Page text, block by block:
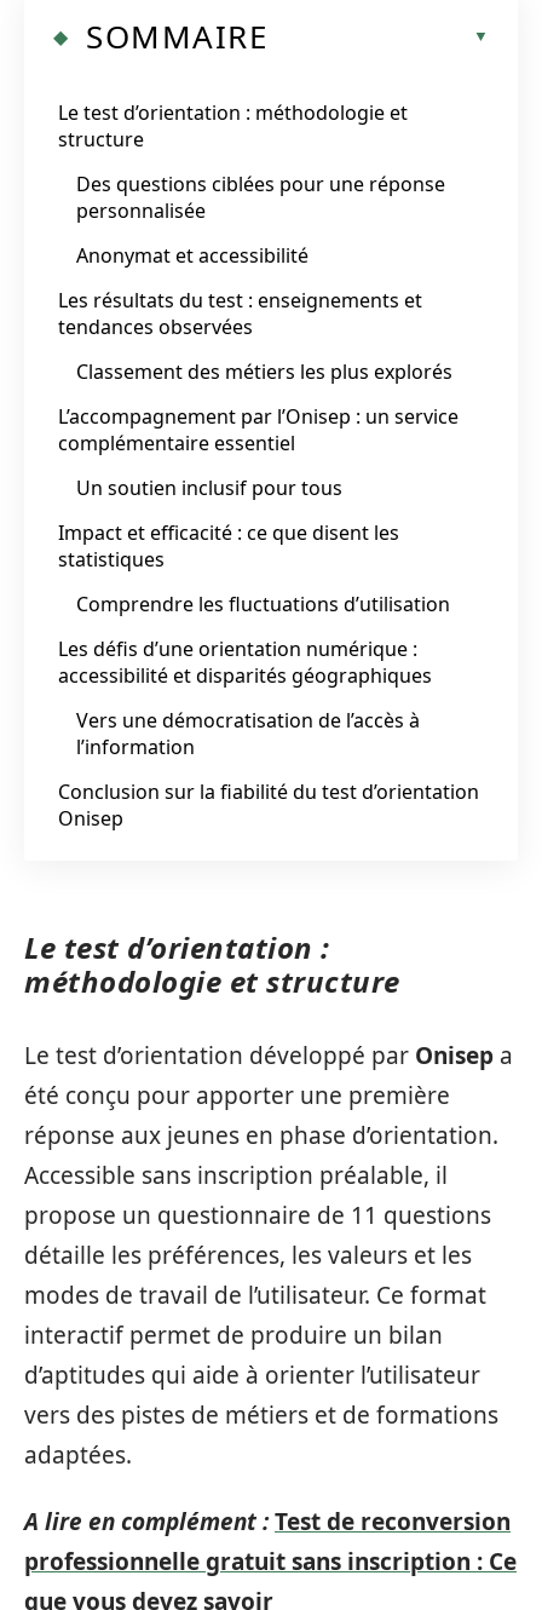
SOMMAIRE
Le test d’orientation : méthodologie et
structure
Des questions ciblées pour une réponse
personnalisée
Anonymat et accessibilité
Les résultats du test : enseignements et
tendances observées
Classement des métiers les plus explorés
L’accompagnement par l’Onisep : un service
complémentaire essentiel
Un soutien inclusif pour tous
Impact et efficacité : ce que disent les
statistiques
Comprendre les fluctuations d’utilisation
Les défis d’une orientation numérique :
accessibilité et disparités géographiques
Vers une démocratisation de l’accès à
l’information
Conclusion sur la fiabilité du test d’orientation
Onisep
Le test d’orientation :
méthodologie et structure
Le test d’orientation développé par Onisep a
été conçu pour apporter une première
réponse aux jeunes en phase d’orientation.
Accessible sans inscription préalable, il
propose un questionnaire de 11 questions
détaille les préférences, les valeurs et les
modes de travail de l’utilisateur. Ce format
interactif permet de produire un bilan
d’aptitudes qui aide à orienter l’utilisateur
vers des pistes de métiers et de formations
adaptées.
A lire en complément :Test de reconversion
professionnelle gratuit sans inscription : Ce
que vous devez savoir